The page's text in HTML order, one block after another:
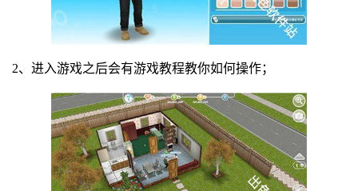
2、进入游戏之后会有游戏教程教你如何操作；